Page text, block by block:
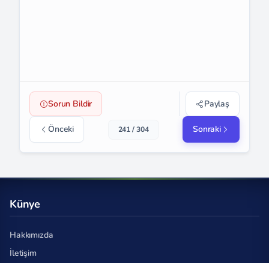
Sorun Bildir Paylaş
Önceki 241 / 304 Sonraki
Künye
Hakkımızda
İletişim